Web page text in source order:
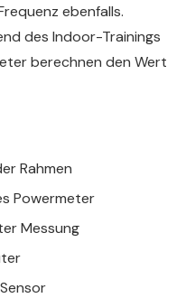
ebenfalls.
des Indoor-Trainings
berechnen den Wert
Rahmen
Powermeter
Messung